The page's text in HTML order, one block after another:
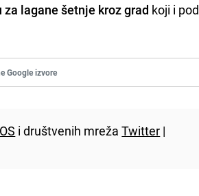
lagane šetnje kroz grad koji i pod
Google izvore
i društvenih mrežaTwitter |